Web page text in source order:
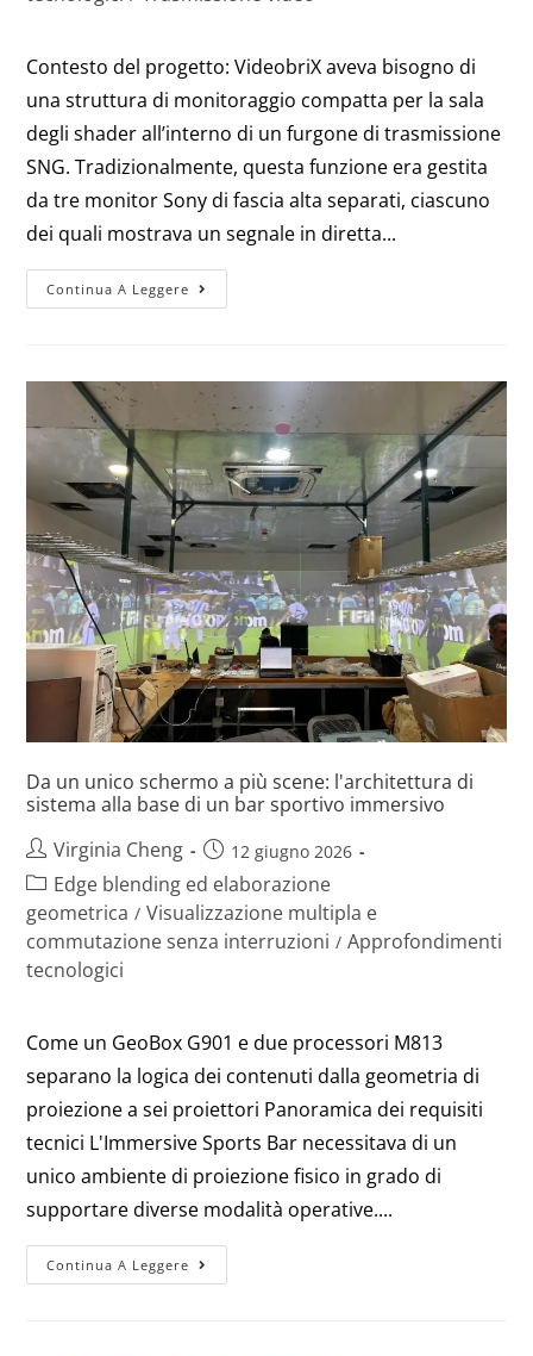
Contesto del progetto: VideobriX aveva bisogno di
una struttura di monitoraggio compatta per la sala
degli shader all’interno di un furgone di trasmissione
SNG. Tradizionalmente, questa funzione era gestita
da tre monitor Sony di fascia alta separati, ciascuno
dei quali mostrava un segnale in diretta...
Continua A Leggere
Da un unico schermo a più scene: l'architettura di
sistema alla base di un bar sportivo immersivo
Virginia Cheng
12 giugno 2026
Edge blending ed elaborazione
geometrica / Visualizzazione multipla e
commutazione senza interruzioni / Approfondimenti
tecnologici
Come un GeoBox G901 e due processori M813
separano la logica dei contenuti dalla geometria di
proiezione a sei proiettori Panoramica dei requisiti
tecnici L'Immersive Sports Bar necessitava di un
unico ambiente di proiezione fisico in grado di
supportare diverse modalità operative....
Continua A Leggere